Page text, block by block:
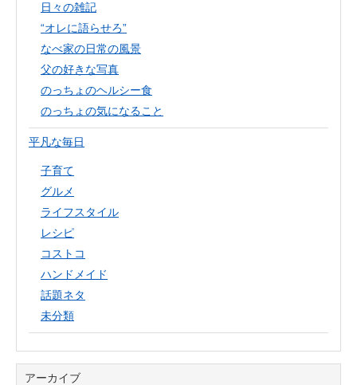
日々の雑記
“オレに語らせろ”
なべ家の日常の風景
父の好きな写真
のっちょのヘルシー食
のっちょの気になること
平凡な毎日
子育て
グルメ
ライフスタイル
レシピ
コストコ
ハンドメイド
話題ネタ
未分類
アーカイブ